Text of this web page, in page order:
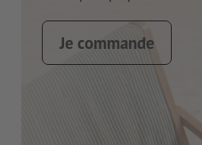
Je commande